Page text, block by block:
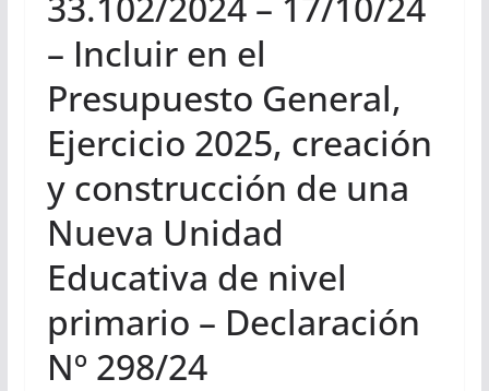
– Incluir en el
Presupuesto General,
Ejercicio 2025, creación
y construcción de una
Nueva Unidad
Educativa de nivel
primario – Declaración
Nº 298/24